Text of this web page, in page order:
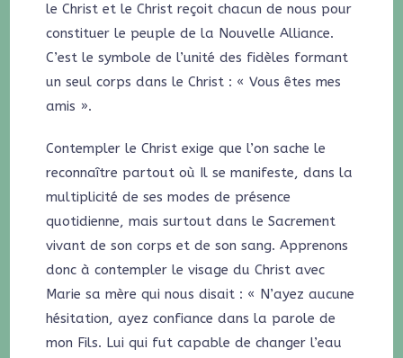
le Christ et le Christ reçoit chacun de nous pour
constituer le peuple de la Nouvelle Alliance.
C’est le symbole de l’unité des fidèles formant
un seul corps dans le Christ : « Vous êtes mes
amis ».
Contempler le Christ exige que l’on sache le
reconnaître partout où Il se manifeste, dans la
multiplicité de ses modes de présence
quotidienne, mais surtout dans le Sacrement
vivant de son corps et de son sang. Apprenons
donc à contempler le visage du Christ avec
Marie sa mère qui nous disait : « N’ayez aucune
hésitation, ayez confiance dans la parole de
mon Fils. Lui qui fut capable de changer l’eau